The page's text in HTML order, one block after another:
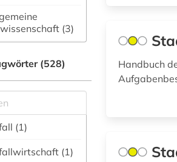
(3)
und
Sprach-
(528)
(1)
(1)
Handbuch